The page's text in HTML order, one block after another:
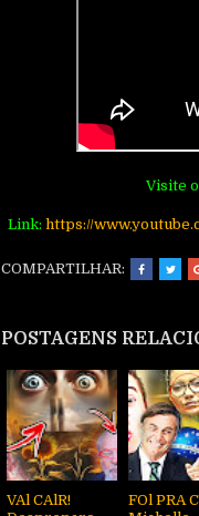
Visite
Link: https://
COMPARTILHAR:
POSTAGENS
VAl CAlR!
FOl PRA